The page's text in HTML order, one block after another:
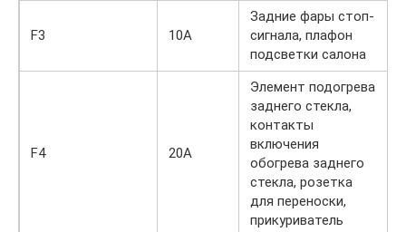
F3 10А
Задние фары стоп-
сигнала, плафон
подсветки салона
F4 20А
Элемент подогрева
заднего стекла,
контакты
включения
обогрева заднего
стекла, розетка
для переноски,
прикуриватель